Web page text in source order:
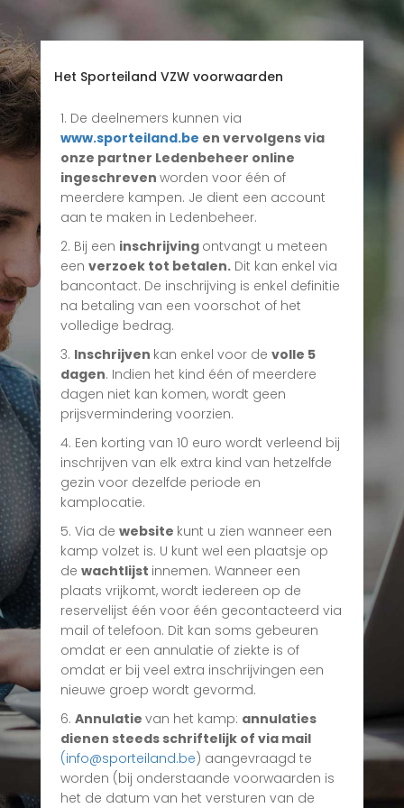
Het Sporteiland VZW voorwaarden
1. De deelnemers kunnen via
www.sporteiland.be en vervolgens via
onze partner Ledenbeheer online
ingeschrevenworden voor één of
meerdere kampen. Je dient een account
aan te maken in Ledenbeheer.
2. Bij een inschrijving ontvangt u meteen
eenverzoek tot betalen. Dit kan enkel via
bancontact. De inschrijving is enkel definitie
na betaling van een voorschot of het
volledige bedrag.
3. Inschrijven kan enkel voor devolle 5
dagen. Indien het kind één of meerdere
dagen niet kan komen, wordt geen
prijsvermindering voorzien.
4. Een korting van 10 euro wordt verleend bij
inschrijven van elk extra kind van hetzelfde
gezin voor dezelfde periode en
kamplocatie.
5. Via dewebsite kunt u zien wanneer een
kamp volzet is. U kunt wel een plaatsje op
dewachtlijst innemen. Wanneer een
plaats vrijkomt, wordt iedereen op de
reservelijst één voor één gecontacteerd via
mail of telefoon. Dit kan soms gebeuren
omdat er een annulatie of ziekte is of
omdat er bij veel extra inschrijvingen een
nieuwe groep wordt gevormd.
6.Annulatievan het kamp: annulaties
dienen steeds schriftelijk of via mail
(info@sporteiland.be) aangevraagd te
worden (bij onderstaande voorwaarden is
het de datum van het versturen van de